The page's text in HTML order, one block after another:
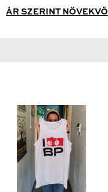
ÁR SZERINT NÖVEKVŐ